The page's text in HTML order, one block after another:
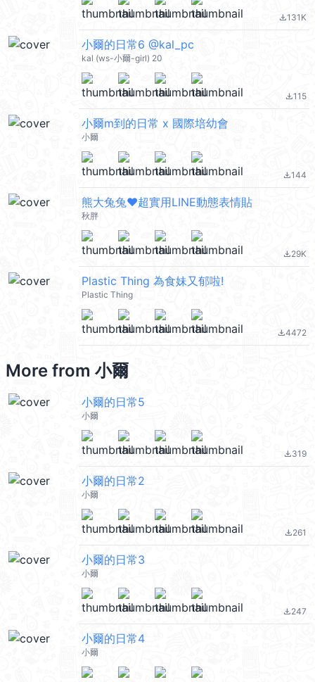
file_download131K
小爾的日常6 @kal_pc
kal (ws-小爾-girl) 20
file_download115
小爾m到的日常 x 國際培幼會
小爾
file_download144
熊大兔兔❤超實用LINE動態表情貼
秋胖
file_download29K
Plastic Thing 為食妹又郁啦!
Plastic Thing
file_download4472
More from 小爾
小爾的日常5
小爾
file_download319
小爾的日常2
小爾
file_download261
小爾的日常3
小爾
file_download247
小爾的日常4
小爾